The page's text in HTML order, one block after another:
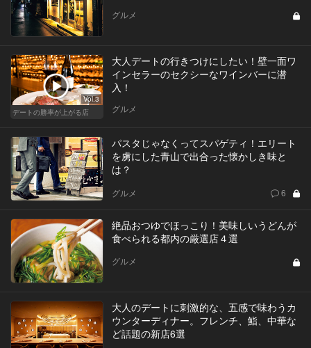
グルメ
Vol.3
デートの勝率が上がる店
大人デートの行きつけにしたい！壁一面ワ
インセラーのセクシーなワインバーに潜
入！
グルメ
パスタじゃなくってスパゲティ！エリート
を虜にした青山で出合った懐かしき味と
は？
グルメ 6
絶品おつゆでほっこり！美味しいうどんが
食べられる都内の厳選店４選
グルメ
大人のデートに刺激的な、五感で味わうカ
ウンターディナー。フレンチ、鮨、中華な
ど話題の新店6選